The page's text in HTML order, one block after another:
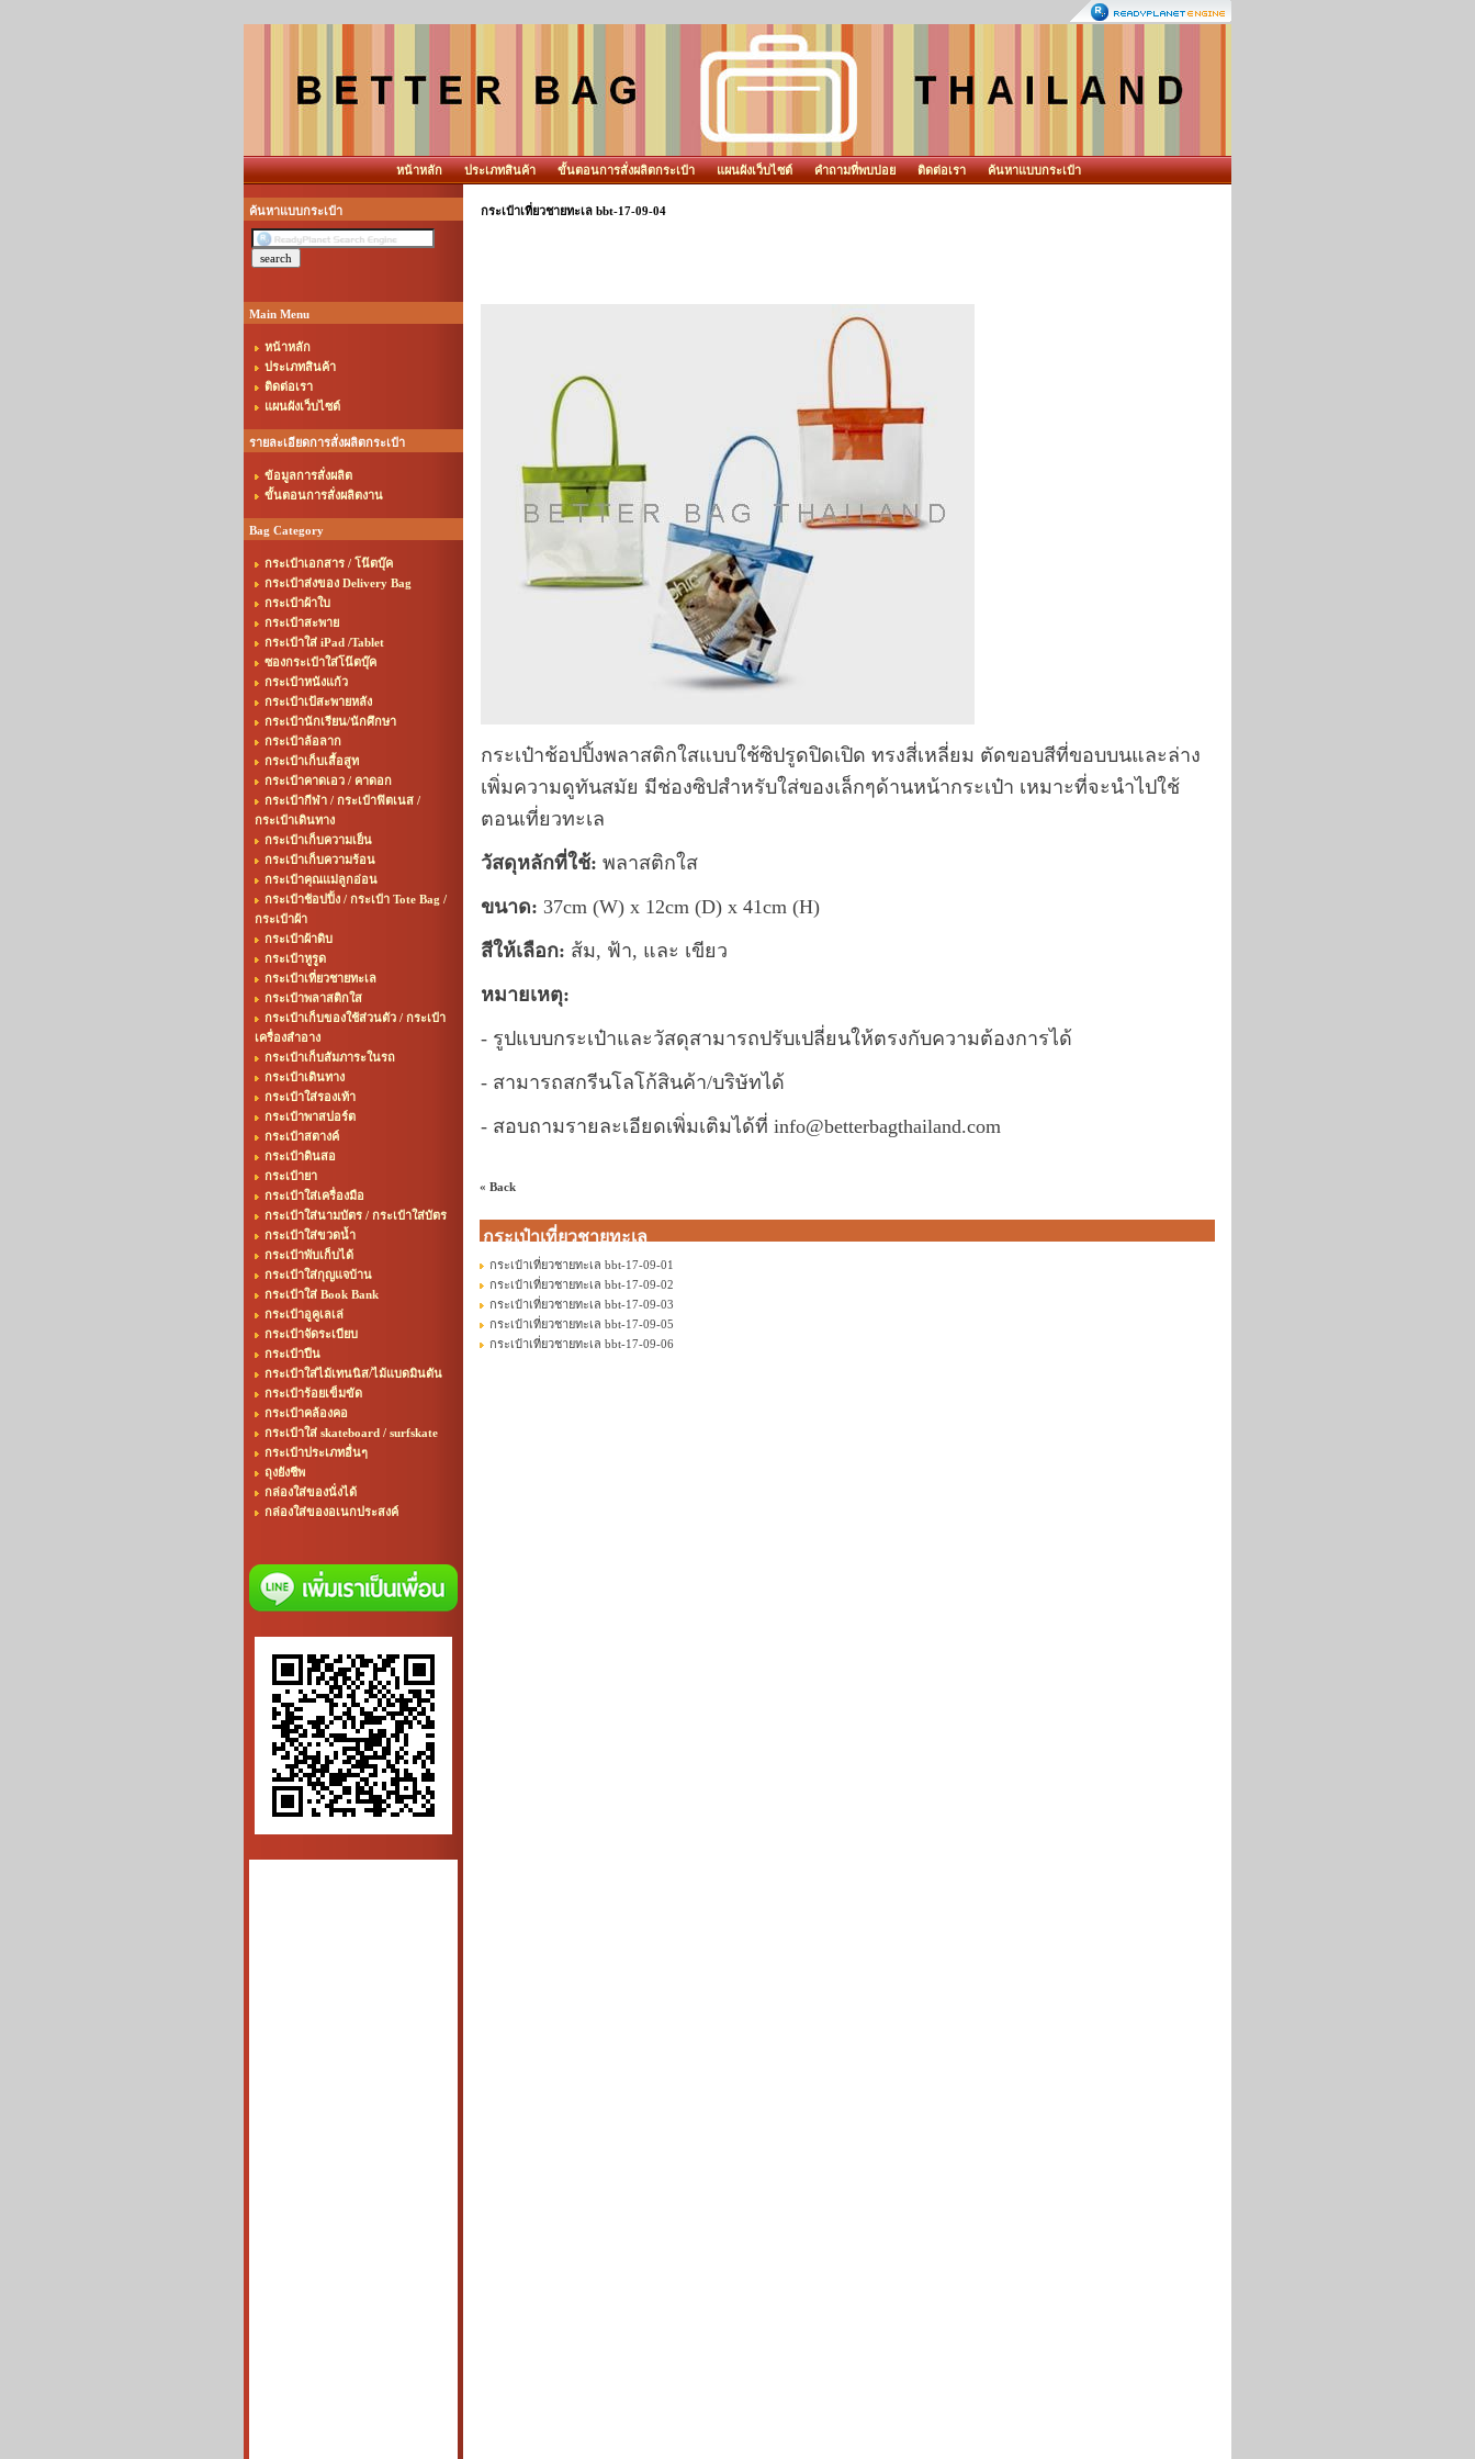
หน้าหลัก ประเภทสินค้า ขั้นตอนการสั่งผลิตกระเป๋า แผนผังเว็บไซต์ คำถามที่พบบ่อย ติดต่อเรา ค้นหาแบบกระเป๋า
ค้นหาแบบกระเป๋า
Main Menu
หน้าหลัก
ประเภทสินค้า
ติดต่อเรา
แผนผังเว็บไซต์
รายละเอียดการสั่งผลิตกระเป๋า
ข้อมูลการสั่งผลิต
ขั้นตอนการสั่งผลิตงาน
Bag Category
กระเป๋าเอกสาร / โน๊ตบุ๊ค
กระเป๋าส่งของ Delivery Bag
กระเป๋าผ้าใบ
กระเป๋าสะพาย
กระเป๋าใส่ iPad /Tablet
ซองกระเป๋าใส่โน๊ตบุ๊ค
กระเป๋าหนังแก้ว
กระเป๋าเป้สะพายหลัง
กระเป๋านักเรียน/นักศึกษา
กระเป๋าล้อลาก
กระเป๋าเก็บเสื้อสูท
กระเป๋าคาดเอว / คาดอก
กระเป๋ากีฬา / กระเป๋าฟิตเนส /
กระเป๋าเดินทาง
กระเป๋าเก็บความเย็น
กระเป๋าเก็บความร้อน
กระเป๋าคุณแม่ลูกอ่อน
กระเป๋าช้อปปิ้ง / กระเป๋า Tote Bag /
กระเป๋าผ้า
กระเป๋าผ้าดิบ
กระเป๋าหูรูด
กระเป๋าเที่ยวชายทะเล
กระเป๋าพลาสติกใส
กระเป๋าเก็บของใช้ส่วนตัว / กระเป๋า
เครื่องสำอาง
กระเป๋าเก็บสัมภาระในรถ
กระเป๋าเดินทาง
กระเป๋าใส่รองเท้า
กระเป๋าพาสปอร์ต
กระเป๋าสตางค์
กระเป๋าดินสอ
กระเป๋ายา
กระเป๋าใส่เครื่องมือ
กระเป๋าใส่นามบัตร / กระเป๋าใส่บัตร
กระเป๋าใส่ขวดน้ำ
กระเป๋าพับเก็บได้
กระเป๋าใส่กุญแจบ้าน
กระเป๋าใส่ Book Bank
กระเป๋าอูคูเลเล่
กระเป๋าจัดระเบียบ
กระเป๋าปืน
กระเป๋าใส่ไม้เทนนิส/ไม้แบดมินตัน
กระเป๋าร้อยเข็มขัด
กระเป๋าคล้องคอ
กระเป๋าใส่ skateboard / surfskate
กระเป๋าประเภทอื่นๆ
ถุงยังชีพ
กล่องใส่ของนั่งได้
กล่องใส่ของอเนกประสงค์
กระเป๋าเที่ยวชายทะเล bbt-17-09-04
กระเป๋าช้อปปิ้งพลาสติกใสแบบใช้ซิปรูดปิดเปิด ทรงสี่เหลี่ยม ตัดขอบสีที่ขอบบนและล่าง
เพิ่มความดูทันสมัย มีช่องซิปสำหรับใส่ของเล็กๆด้านหน้ากระเป๋า เหมาะที่จะนำไปใช้
ตอนเที่ยวทะเล
วัสดุหลักที่ใช้: พลาสติกใส
ขนาด: 37cm (W) x 12cm (D) x 41cm (H)
สีให้เลือก: ส้ม, ฟ้า, และ เขียว
หมายเหตุ:
- รูปแบบกระเป๋าและวัสดุสามารถปรับเปลี่ยนให้ตรงกับความต้องการได้
- สามารถสกรีนโลโก้สินค้า/บริษัทได้
- สอบถามรายละเอียดเพิ่มเติมได้ที่ info@betterbagthailand.com
« Back
กระเป๋าเที่ยวชายทะเล
กระเป๋าเที่ยวชายทะเล bbt-17-09-01
กระเป๋าเที่ยวชายทะเล bbt-17-09-02
กระเป๋าเที่ยวชายทะเล bbt-17-09-03
กระเป๋าเที่ยวชายทะเล bbt-17-09-05
กระเป๋าเที่ยวชายทะเล bbt-17-09-06